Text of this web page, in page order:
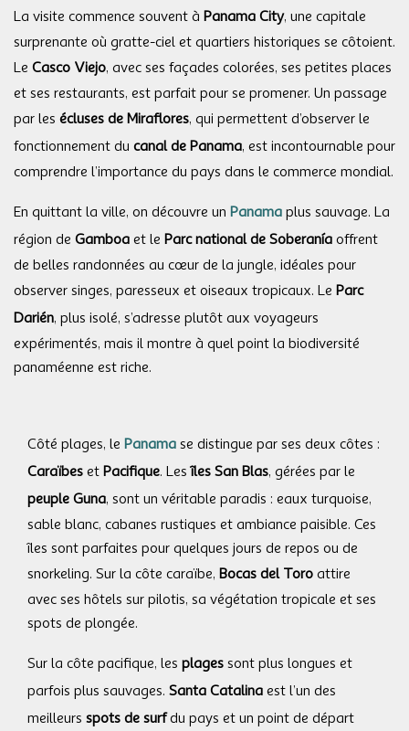
La visite commence souvent à Panama City, une capitale
surprenante où gratte-ciel et quartiers historiques se côtoient.
Le Casco Viejo, avec ses façades colorées, ses petites places
et ses restaurants, est parfait pour se promener. Un passage
par les écluses de Miraflores, qui permettent d’observer le
fonctionnement du canal de Panama, est incontournable pour
comprendre l’importance du pays dans le commerce mondial.
En quittant la ville, on découvre un Panama plus sauvage. La
région de Gamboa et le Parc national de Soberanía offrent
de belles randonnées au cœur de la jungle, idéales pour
observer singes, paresseux et oiseaux tropicaux. Le Parc
Darién, plus isolé, s’adresse plutôt aux voyageurs
expérimentés, mais il montre à quel point la biodiversité
panaméenne est riche.
Côté plages, le Panama se distingue par ses deux côtes :
Caraïbes et Pacifique. Les îles San Blas, gérées par le
peuple Guna, sont un véritable paradis : eaux turquoise,
sable blanc, cabanes rustiques et ambiance paisible. Ces
îles sont parfaites pour quelques jours de repos ou de
snorkeling. Sur la côte caraïbe, Bocas del Toro attire
avec ses hôtels sur pilotis, sa végétation tropicale et ses
spots de plongée.
Sur la côte pacifique, les plages sont plus longues et
parfois plus sauvages. Santa Catalina est l’un des
meilleurs spots de surfdu pays et un point de départ